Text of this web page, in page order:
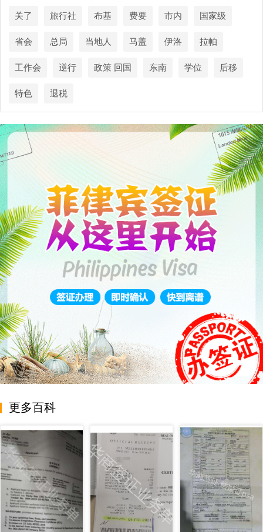
关了 旅行社 布基 费要 市内 国家级
省会 总局 当地人 马盖 伊洛 拉帕
工作会 逆行 政策 回国 东南 学位 后移
特色 退税
更多百科